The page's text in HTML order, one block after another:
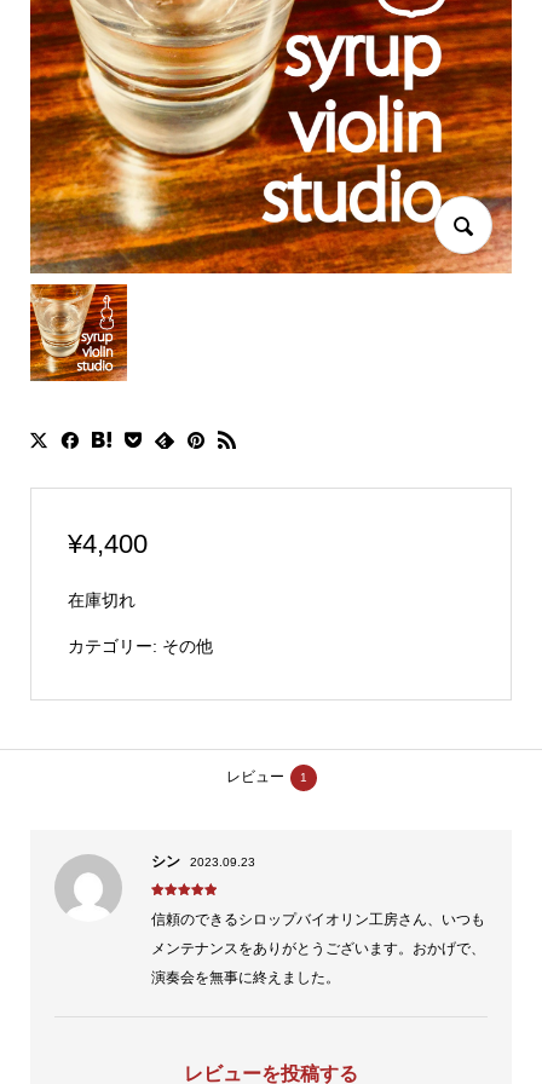
¥4,400
在庫切れ
カテゴリー: その他
レビュー 1
シン 2023.09.23
評価
信頼のできるシロップバイオリン工房さん、いつも
メンテナンスをありがとうございます。おかげで、
演奏会を無事に終えました。
レビューを投稿する